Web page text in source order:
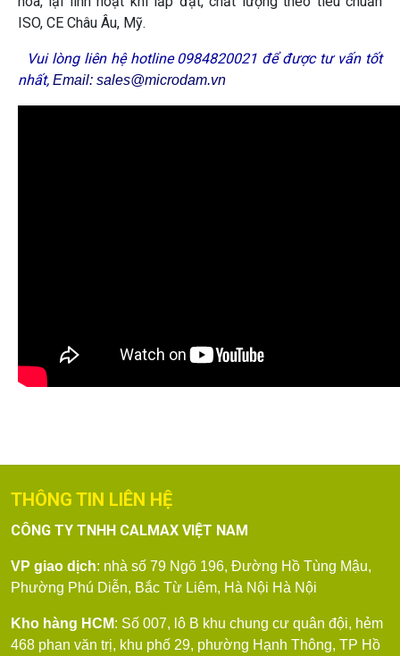
ISO, CE Châu Âu, Mỹ.
Vui lòng liên hệ hotline 0984820021 để được tư vấn tốt
nhất, Email: sales@microdam.vn
THÔNG TIN LIÊN HỆ
CÔNG TY TNHH CALMAX VIỆT NAM
VP giao dịch: nhà số 79 Ngõ 196, Đường Hồ Tùng Mậu,
Phường Phú Diễn, Bắc Từ Liêm, Hà Nội Hà Nội
Kho hàng HCM: Số 007, lô B khu chung cư quân đội, hẻm
468 phan văn trị, khu phố 29, phường Hạnh Thông, TP Hồ